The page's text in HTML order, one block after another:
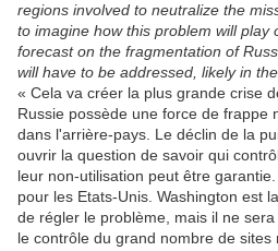
regions involved to neutralize the
to imagine how this problem will play
forecast on the fragmentation of
will have to be addressed, likely in
« Cela va créer la plus grande crise
Russie possède une force de frappe
dans l'arrière-pays. Le déclin de la
ouvrir la question de savoir qui
leur non-utilisation peut être
pour les Etats-Unis. Washington est
de régler le problème, mais il ne
le contrôle du grand nombre de